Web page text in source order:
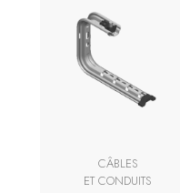
CÂBLES
ET CONDUITS